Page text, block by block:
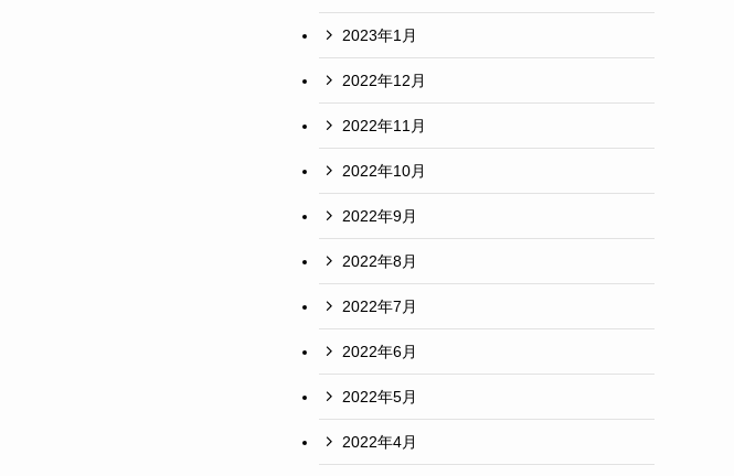
2023年1月
2022年12月
2022年11月
2022年10月
2022年9月
2022年8月
2022年7月
2022年6月
2022年5月
2022年4月